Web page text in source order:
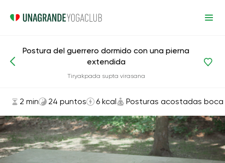
Posturas acostadas boca arriba
Postura del guerrero dormido con una pierna
extendida
Tiryakpada supta virasana
2 min 24 puntos 6 kcal Posturas acostadas boca